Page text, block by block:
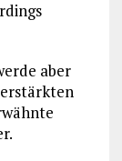
aber